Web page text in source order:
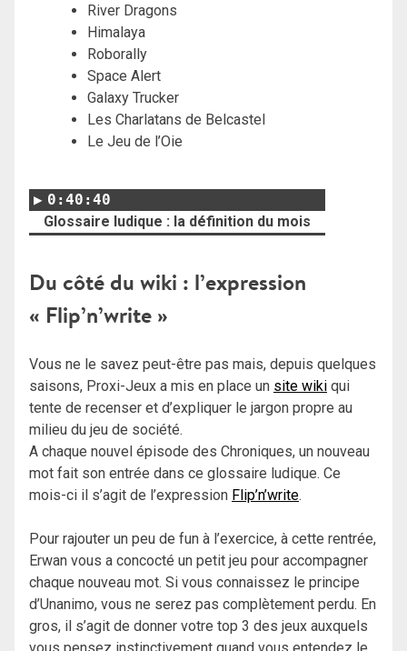
River Dragons
Himalaya
Roborally
Space Alert
Galaxy Trucker
Les Charlatans de Belcastel
Le Jeu de l’Oie
0:40:40
Glossaire ludique : la définition du mois
Du côté du wiki : l’expression
« Flip’n’write »
Vous ne le savez peut-être pas mais, depuis quelques
saisons, Proxi-Jeux a mis en place un site wiki qui
tente de recenser et d’expliquer le jargon propre au
milieu du jeu de société.
A chaque nouvel épisode des Chroniques, un nouveau
mot fait son entrée dans ce glossaire ludique. Ce
mois-ci il s’agit de l’expression Flip’n’write.
Pour rajouter un peu de fun à l’exercice, à cette rentrée,
Erwan vous a concocté un petit jeu pour accompagner
chaque nouveau mot. Si vous connaissez le principe
d’Unanimo, vous ne serez pas complètement perdu. En
gros, il s’agit de donner votre top 3 des jeux auxquels